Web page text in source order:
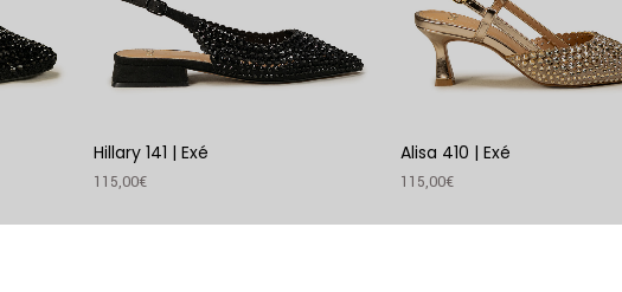
Hillary 141 | Exé
115,00€
VER PRODUTO
Alisa 410 | Exé
115,00€
VER PRODUTO